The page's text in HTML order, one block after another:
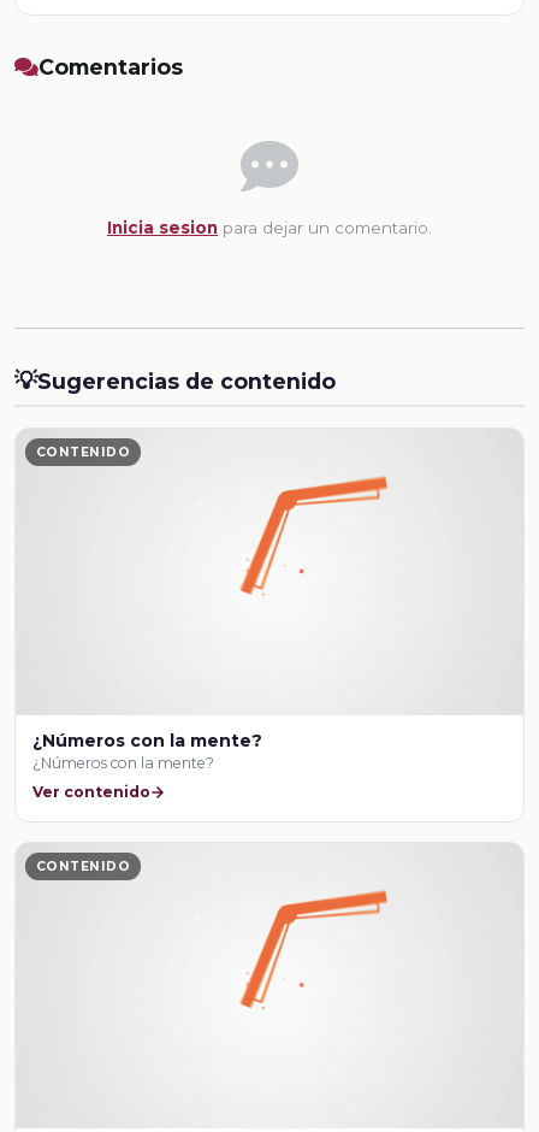
Comentarios
Inicia sesion para dejar un comentario.
💡Sugerencias de contenido
CONTENIDO
¿Números con la mente?
¿Números con la mente?
Ver contenido
CONTENIDO